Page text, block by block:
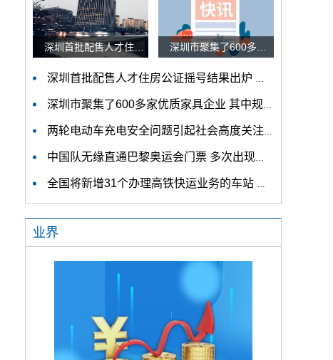
深圳首批配售人才住房公证摇号结果出炉 认购家庭将于12月9日起选房
深圳市聚集了600多家优质家具企业 其中规模以上企业占比90%
两轮电动车充电安全问题引起社会高度关注 多措并举强化充电安全监管
中国队无缘直通巴黎奥运会门票 多次出现失误平衡木唐茜靖、罗蕊掉木
全国将新增31个办理高铁快运业务的车站 高铁快运车站将达280个
业界